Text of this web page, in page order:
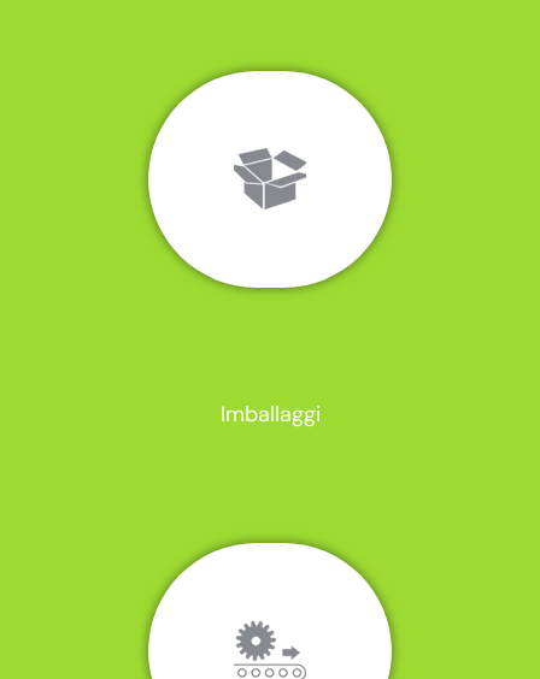
Imballaggi